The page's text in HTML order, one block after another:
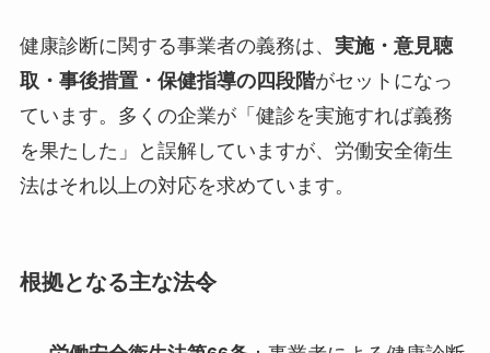
健康診断に関する事業者の義務は、 実施・意見聴
取・事後措置・保健指導の四段階がセットになっ
ています。多くの企業が「健診を実施すれば義務
を果たした」と誤解していますが、労働安全衛生
法はそれ以上の対応を求めています。
根拠となる主な法令